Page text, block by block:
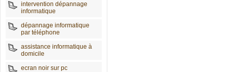
intervention dépannage
informatique
dépannage informatique
par téléphone
assistance informatique à
domicile
ecran noir sur pc